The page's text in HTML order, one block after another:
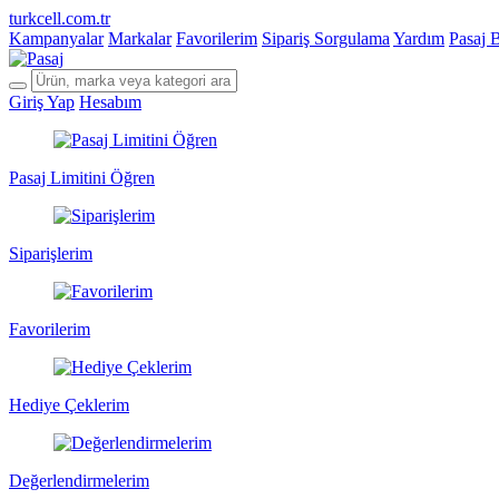
turkcell.com.tr
Kampanyalar Markalar Favorilerim Sipariş Sorgulama Yardım Pasaj
Giriş Yap Hesabım
Pasaj Limitini Öğren
Siparişlerim
Favorilerim
Hediye Çeklerim
Değerlendirmelerim